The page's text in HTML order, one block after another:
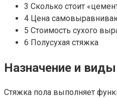
3 Сколько стоит
4 Цена
5 Стоимость сухого
6 Полусухая стяжка
Назначение и виды
Стяжка пола выполняет